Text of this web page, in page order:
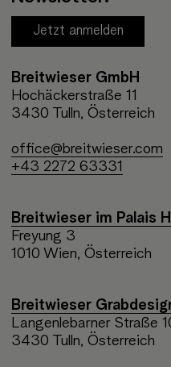
Jetzt anmelden
Breitwieser GmbH
Hochäckerstraße 11
3430 Tulln, Österreich
office@breitwieser.com
+43 2272 63331
Breitwieser im Palais
Freyung 3
1010 Wien, Österreich
Breitwieser
Langenlebarner Straße
3430 Tulln, Österreich